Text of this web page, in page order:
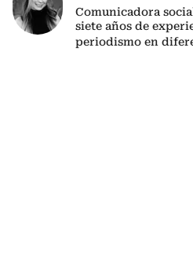
Comunicadora
siete años de
periodismo en